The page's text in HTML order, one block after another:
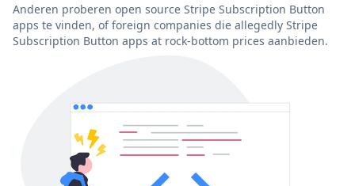
Anderen proberen open source Stripe Subscription Button
apps te vinden, of foreign companies die allegedly Stripe
Subscription Button apps at rock-bottom prices aanbieden.